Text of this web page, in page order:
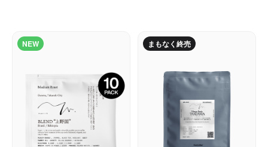
コーヒーのサブスク
お知らせ
よくある質問
NEW まもなく終売